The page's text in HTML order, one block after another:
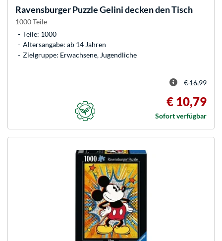
RavensburgerPuzzle Gelini decken den Tisch
1000 Teile
Teile: 1000
Altersangabe: ab 14 Jahren
Zielgruppe: Erwachsene, Jugendliche
€ 16,99
€ 10,79
Sofort verfügbar